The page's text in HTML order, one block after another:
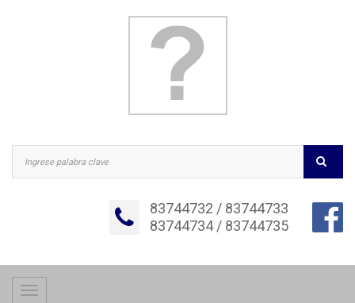
83744732 / 83744733
83744734 / 83744735
Toggle